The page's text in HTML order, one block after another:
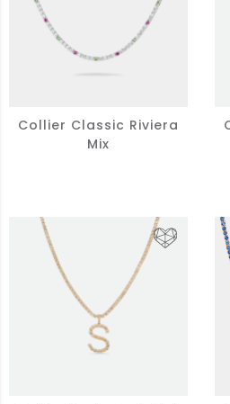
Collier Classic Riviera
Mix